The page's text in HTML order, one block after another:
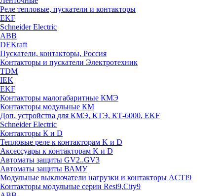
Реле тепловые, пускатели и контакторы
EKF
Schneider Electric
ABB
DEKraft
Пускатели, контакторы, Россия
Контакторы и пускатели Электротехник
TDM
IEK
EKF
Контакторы малогабаритные КМЭ
Контакторы модульные КМ
Доп. устройства для КМЭ, КТЭ, КТ-6000, EKF
Schneider Electric
Контакторы К и D
Тепловые реле к контакторам K и D
Аксессуары к контакторам K и D
Автоматы защиты GV2..GV3
Автоматы защиты ВАМУ
Модульные выключатели нагрузки и контакторы ACTI9
Контакторы модульные серии Resi9,City9